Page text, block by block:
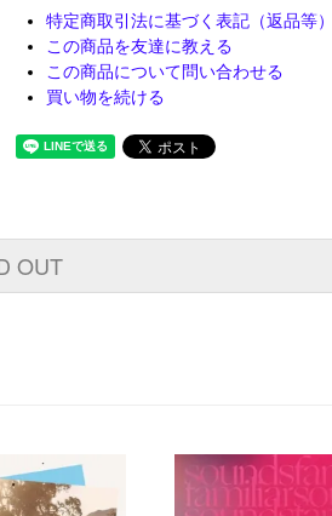
特定商取引法に基づく表記（返品等）
この商品を友達に教える
この商品について問い合わせる
買い物を続ける
OUT